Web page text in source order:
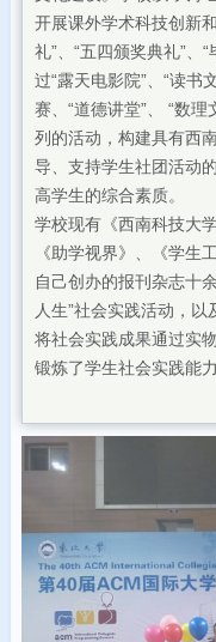
开展课外学术科技创新
礼”、“五四颁奖典礼”、
过“露天电影院”、“读书
赛、“道德讲堂”、 “数
列的活动，构建具有西
导、支持学生社团活动
高学生的综合素质。
学校现有《西南科技大
《助学视界》、《学生
自己创办的报刊杂志十
人生”社会实践活动，
将社会实践成果通过实
锻炼了学生社会实践能力